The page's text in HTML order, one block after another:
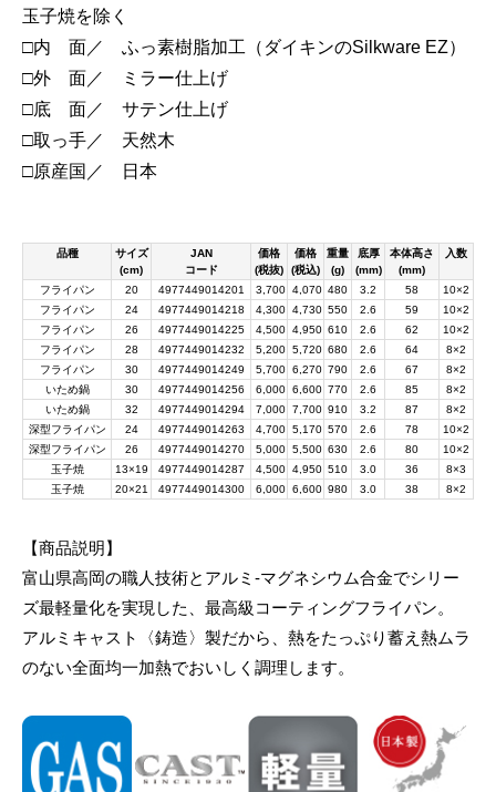
玉子焼を除く
□内 面／ ふっ素樹脂加工（ダイキンのSilkware EZ）
□外 面／ ミラー仕上げ
□底 面／ サテン仕上げ
□取っ手／ 天然木
□原産国／ 日本
品種
サイズ
(cm)
JAN
コード
価格
(税抜)
価格
(税込)
重量
(g)
底厚
(mm)
本体高さ
(mm)
入数
フライパン 20 4977449014201 3,700 4,070 480 3.2 58
10×2
フライパン
24 4977449014218 4,300 4,730 550 2.6 59
10×2
フライパン
26 4977449014225 4,500 4,950 610 2.6 62
10×2
フライパン
28 4977449014232 5,200 5,720 680 2.6 64
8×2
フライパン
30 4977449014249 5,700 6,270 790 2.6 67
8×2
いため鍋
30 4977449014256 6,000 6,600 770 2.6 85
8×2
いため鍋
32 4977449014294 7,000 7,700 910 3.2 87
8×2
深型フライパン
24 4977449014263 4,700 5,170 570 2.6 78
10×2
深型フライパン
26 4977449014270 5,000 5,500 630 2.6 80
10×2
玉子焼
13×19 4977449014287 4,500 4,950 510 3.0 36
8×3
玉子焼
20×21 4977449014300 6,000 6,600 980 3.0 38 8×2
【商品説明】
富山県高岡の職人技術とアルミ-マグネシウム合金でシリー
ズ最軽量化を実現した、最高級コーティングフライパン。
アルミキャスト〈鋳造〉製だから、熱をたっぷり蓄え熱ムラ
のない全面均一加熱でおいしく調理します。